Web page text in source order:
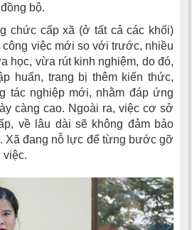
bộ.
chức cấp xã (ở tất cả các khối)
việc mới so với trước, nhiều
học, vừa rút kinh nghiệm, do đó,
huấn, trang bị thêm kiến thức,
tác nghiệp mới, nhằm đáp ứng
càng cao. Ngoài ra, việc cơ sở
về lâu dài sẽ không đảm bảo
Xã đang nỗ lực để từng bước gỡ
việc.